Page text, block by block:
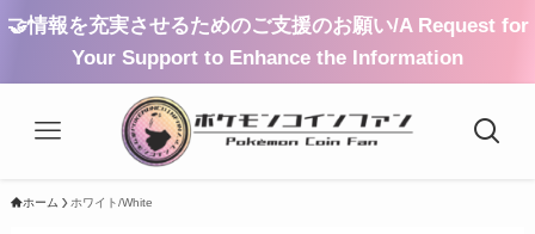
🤝情報を充実させるためのご支援のお願い/A Request for
Your Support to Enhance the Information
ホーム ホワイト/White